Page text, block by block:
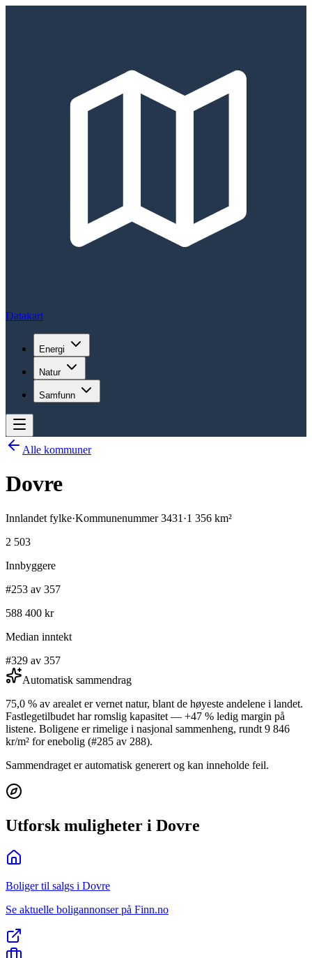
Datakart
Energi
Natur
Samfunn
Alle kommuner
Dovre
Innlandet fylke·Kommunenummer3431 ·1 356 km²
2 503
Innbyggere
#253 av 357
588 400 kr
Median inntekt
#329 av 357
Automatisk sammendrag
75,0 % av arealet er vernet natur, blant de høyeste andelene i landet.
Fastlegetilbudet har romslig kapasitet — +47 % ledig margin på
listene. Boligene er rimelige i nasjonal sammenheng, rundt 9 846
kr/m² for enebolig (#285 av 288).
Sammendraget er automatisk generert og kan inneholde feil.
Utforsk muligheter i Dovre
Boliger til salgs i Dovre
Se aktuelle boligannonser på Finn.no